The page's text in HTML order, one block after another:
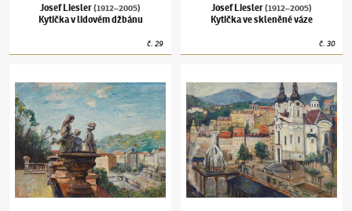
Josef Liesler(1912–2005)
Kytička v lidovém džbánu
č.29
Josef Liesler(1912–2005)
Kytička ve skleněné váze
č.30